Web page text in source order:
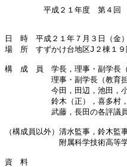
平成２１年度　第４回　教
日　時　平成２１年７月３日（金
場　所　すずかけ台地区J２棟１
構　成　員　学長，理事・副学長
理事・副学長（教育担当）
今田，田辺，池田，小林，
鈴木（正），喜多村，岡畑
武藤，長田の各評議員
（構成員以外）清水監事，鈴木監
附属科学技術高等学
資　料